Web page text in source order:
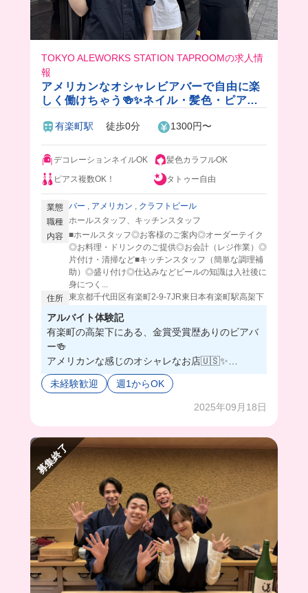
TOKYO ALEWORKS STATION TAPROOMの求人情
報
アメリカンなオシャレビアバーで自由に楽
しく働けちゃう🍻✨ネイル・髪色・ピアス
有楽町駅 徒歩0分 1300円〜
デコレーションネイルOK
髪色カラフルOK
ピアス複数OK！
タトゥー自由
業態 バー , アメリカン , クラフトビール
職種 ホールスタッフ、キッチンスタッフ
内容 ■ホールスタッフ◎お客様のご案内◎オーダーテイク
◎お料理・ドリンクのご提供◎お会計（レジ作業）◎
片付け・清掃など■キッチンスタッフ（簡単な調理補
助）◎盛り付け◎仕込みなどビールの知識は入社後に
身につく...
住所 東京都千代田区有楽町2-9-7JR東日本有楽町駅高架下
アルバイト体験記
有楽町の高架下にある、金賞受賞歴ありのビアバ
ー🍻
アメリカンな感じのオシャレなお店🇺🇸✨
とってもフランクで仲良いスタッフが多いから、
めちゃくちゃ働きやすい🌟
もちろんビールの知識なくても、教えてくれるか
まかないも自由に好きなもの食べれるから、みん
な店長に甘えてるみたい🤭💕
気楽に楽しく働きたい人おいで〜‼️
未経験歓迎 週1からOK
2025年09月18日
募集終了